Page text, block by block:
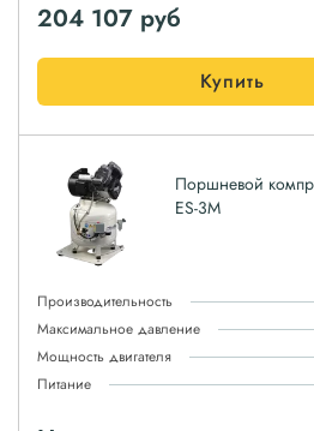
204 107 руб
Купить
Поршневой
ES-3M
Производительность
Максимальное давление
Мощность двигателя
Питание